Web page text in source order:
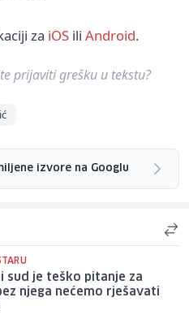
za iOS ili Android.
prijaviti grešku u tekstu?
izvore na Googlu
sud je teško pitanje za
njega nećemo rješavati